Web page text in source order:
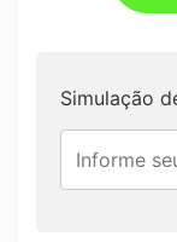
Simulação